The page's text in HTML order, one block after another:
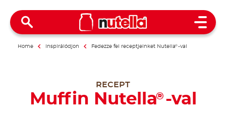
Open
Home Inspirálódjon Fedezze fel receptjeinket Nutella®-val
RECEPT
Muffin Nutella® -val